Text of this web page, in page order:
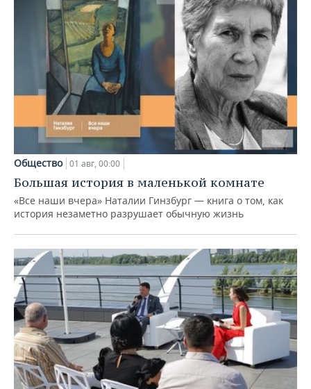
Общество 01 авг, 00:00
Большая история в маленькой комнате
«Все наши вчера» Наталии Гинзбург — книга о том, как
история незаметно разрушает обычную жизнь